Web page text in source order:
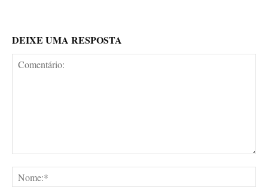
DEIXE UMA RESPOSTA